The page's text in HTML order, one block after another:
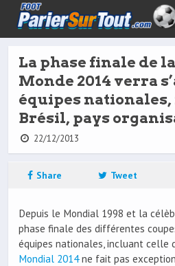
La phase finale de
Monde 2014 verra
équipes
Brésil, pays
22/12/2013
Share Tweet
Depuis le Mondial 1998 et la
phase finale des différentes
équipes nationales, incluant celle
Mondial 2014ne fait pas